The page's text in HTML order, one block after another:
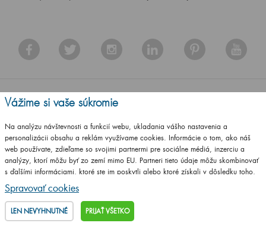
Zákaznícky
servis
Kontakty
Dreja na mieru
Odstúpenie od zmluvy
Dôležité
odkazy
Obchodná sieť na
Naše certifikáty
Na
stiahnutie
Odstúpenie od
zmluvy
Česky
Vážime si vaše súkromie
Na analýzu návštevnosti a funkcií webu, ukladania vášho nastavenia a
personalizácii obsahu a reklám využívame cookies. Informácie o tom, ako náš
web používate, zdieľame so svojimi partnermi pre sociálne médiá, inzerciu a
analýzy, ktorí môžu byť zo zemí mimo EU. Partneri tieto údaje môžu skombinovať
s ďalšími informáciami, ktoré ste im poskytli alebo ktoré získali v dôsledku toho,
že používate ich služby.
Spravovať cookies
LEN NEVYHNUTNÉ PRIJAŤ VŠETKO